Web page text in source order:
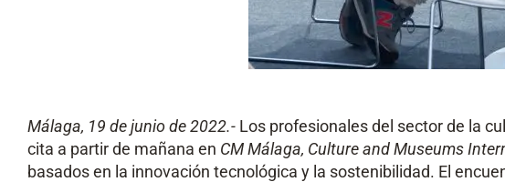
Málaga, 19 de junio de 2022.- Los profesionales del sector de la
cita a partir de mañana en CM Málaga, Culture and Museums
basados en la innovación tecnológica y la sostenibilidad. El